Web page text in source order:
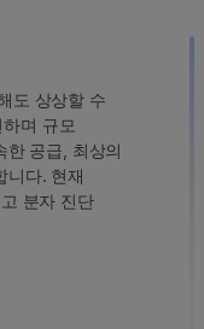
도 상상할 수
며 규모
한 공급, 최상의
니다. 현재
분자 진단